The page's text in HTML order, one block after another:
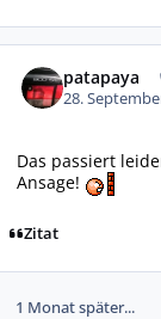
patapaya
28.
Das passiert
Ansage!
Zitat
1 Monat später...